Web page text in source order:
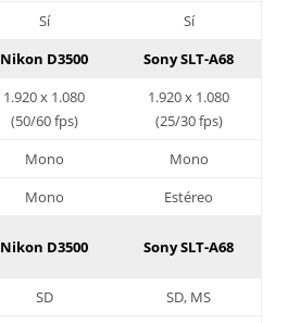
Sí
Sí
Nikon D3500 Sony SLT-A68
1.920 x 1.080
(50/60 fps)
1.920 x 1.080
(25/30 fps)
Mono
Mono
Mono
Estéreo
Nikon D3500 Sony SLT-A68
SD
SD, MS